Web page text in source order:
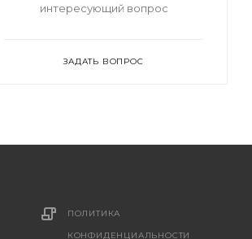
интересующий вопрос
ЗАДАТЬ ВОПРОС
ПОЛИТИКА
КОНФИДЕНЦИАЛЬНОСТИ